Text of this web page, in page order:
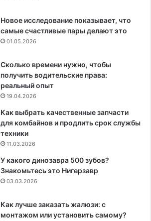
Новое исследование показывает, что
самые счастливые пары делают это
01.05.2026
Сколько времени нужно, чтобы
получить водительские права:
реальный опыт
19.04.2026
Как выбрать качественные запчасти
для комбайнов и продлить срок службы
техники
11.03.2026
У какого динозавра 500 зубов?
Знакомьтесь это Нигерзавр
03.03.2026
Как лучше заказать жалюзи: с
монтажом или установить самому?